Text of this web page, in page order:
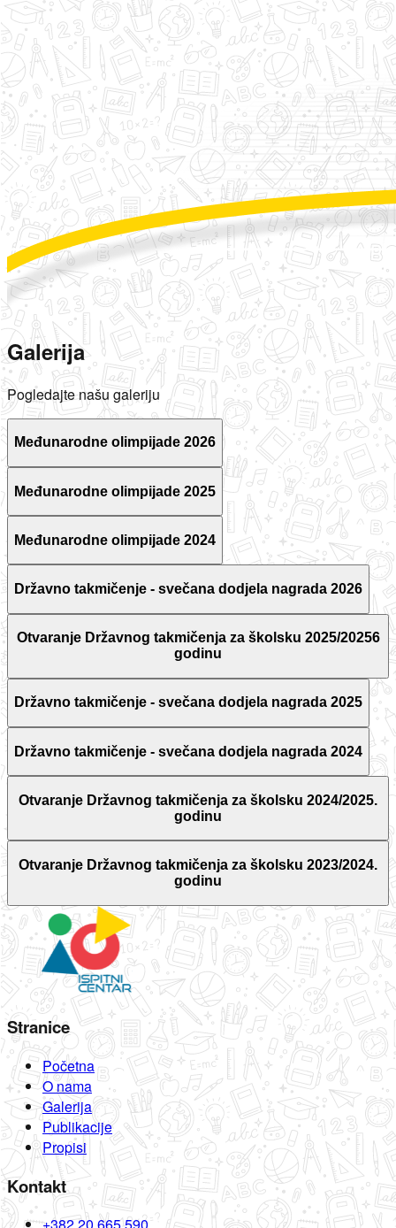
Galerija
Pogledajte našu galeriju
Međunarodne olimpijade 2026
Međunarodne olimpijade 2025
Međunarodne olimpijade 2024
Državno takmičenje - svečana dodjela nagrada 2026
Otvaranje Državnog takmičenja za školsku 2025/20256
godinu
Državno takmičenje - svečana dodjela nagrada 2025
Državno takmičenje - svečana dodjela nagrada 2024
Otvaranje Državnog takmičenja za školsku 2024/2025.
godinu
Otvaranje Državnog takmičenja za školsku 2023/2024.
godinu
Stranice
Početna
O nama
Galerija
Publikacije
Propisi
Kontakt